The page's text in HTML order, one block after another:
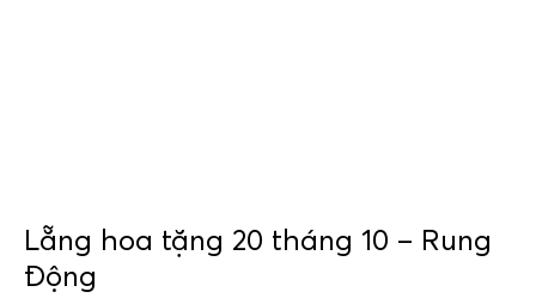
Lẵng hoa tặng 20 tháng 10 – Rung
Động